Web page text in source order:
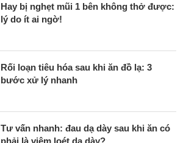
Hay bị nghẹt mũi 1 bên không thở được:
lý do ít ai ngờ!
Rối loạn tiêu hóa sau khi ăn đồ lạ: 3
bước xử lý nhanh
Tư vấn nhanh: đau dạ dày sau khi ăn có
phải là viêm loét dạ dày?